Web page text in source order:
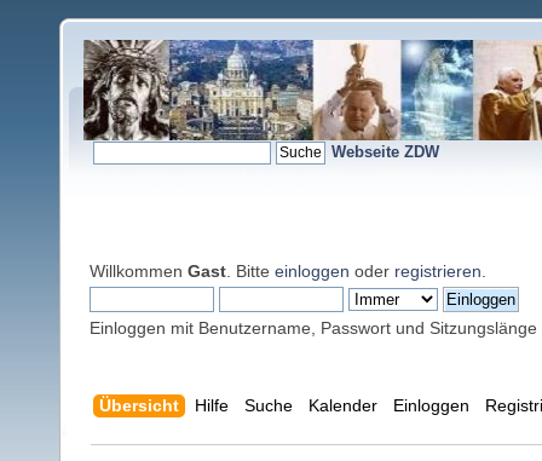
Webseite ZDW
Willkommen Gast . Bitte einloggen oder registrieren
Einloggen mit Benutzername, Passwort und Sitzungslänge
Übersicht Hilfe Suche Kalender Einloggen